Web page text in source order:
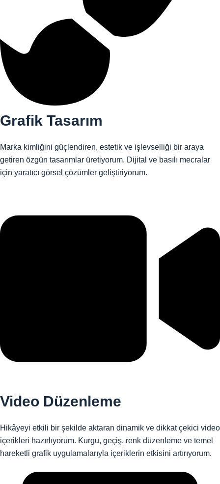
Grafik Tasarım
Marka kimliğini güçlendiren, estetik ve işlevselliği bir araya
getiren özgün tasarımlar üretiyorum. Dijital ve basılı mecralar
için yaratıcı görsel çözümler geliştiriyorum.
Video Düzenleme
Hikâyeyi etkili bir şekilde aktaran dinamik ve dikkat çekici video
içerikleri hazırlıyorum. Kurgu, geçiş, renk düzenleme ve temel
hareketli grafik uygulamalarıyla içeriklerin etkisini artırıyorum.